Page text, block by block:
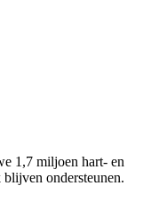
1,7 miljoen hart- en
ondersteunen.